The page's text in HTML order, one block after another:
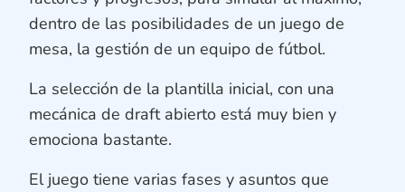
dentro de las posibilidades de un juego de
mesa, la gestión de un equipo de fútbol.
La selección de la plantilla inicial, con una
mecánica de draft abierto está muy bien y
emociona bastante.
El juego tiene varias fases y asuntos que